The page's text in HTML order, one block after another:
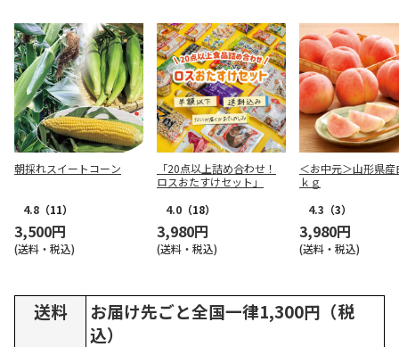
朝採れスイートコーン
4.8 （11）
3,500円
(送料・税込)
「20点以上詰め合わせ！
ロスおたすけセット」
4.0 （18）
3,980円
(送料・税込)
＜お中元＞山形県産
ｋｇ
4.3 （3）
3,980円
(送料・税込)
送料
お届け先ごと全国一律1,300円（税
込）